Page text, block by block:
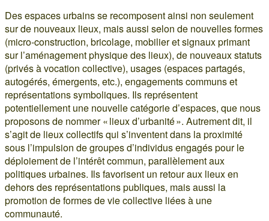
Des espaces urbains se recomposent ainsi non seulement
sur de nouveaux lieux, mais aussi selon de nouvelles formes
(micro-construction, bricolage, mobilier et signaux primant
sur l’aménagement physique des lieux), de nouveaux statuts
(privés à vocation collective), usages (espaces partagés,
autogérés, émergents, etc.), engagements communs et
représentations symboliques. Ils représentent
potentiellement une nouvelle catégorie d’espaces, que nous
proposons de nommer « lieux d’urbanité ». Autrement dit, il
s’agit de lieux collectifs qui s’inventent dans la proximité
sous l’impulsion de groupes d’individus engagés pour le
déploiement de l’intérêt commun, parallèlement aux
politiques urbaines. Ils favorisent un retour aux lieux en
dehors des représentations publiques, mais aussi la
promotion de formes de vie collective liées à une
communauté.